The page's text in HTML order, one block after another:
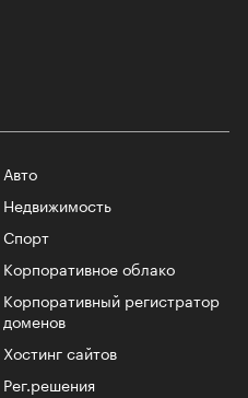
Авто
Недвижимость
Спорт
Корпоративное облако
Корпоративный регистратор
доменов
Хостинг сайтов
Рег.решения